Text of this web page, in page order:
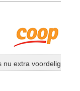
nu extra voordelig